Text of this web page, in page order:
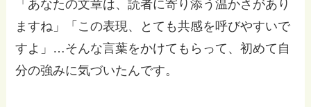
「あなたの文章は、読者に寄り添う温かさがあり
ますね」「この表現、とても共感を呼びやすいで
すよ」…そんな言葉をかけてもらって、初めて自
分の強みに気づいたんです。